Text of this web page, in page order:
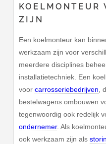
KOELMONTEUR
ZIJN
Een koelmonteur kan
werkzaam zijn voor
meerdere disciplines
installatietechniek. Een
voorcarrosseriebedrijven,
bestelwagens ombouwen
tegenwoordig ook redelijk
ondernemer. Als
ook werkzaam zijn als